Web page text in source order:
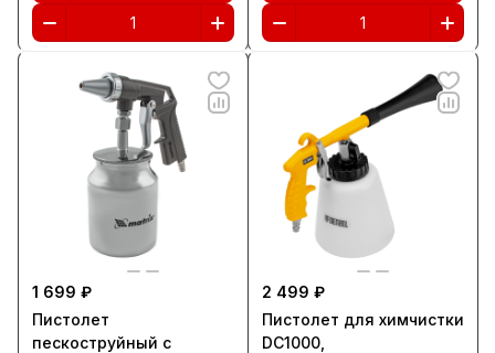
1 699 ₽
Пистолет
пескоструйный с
2 499 ₽
Пистолет для химчистки
DC1000,